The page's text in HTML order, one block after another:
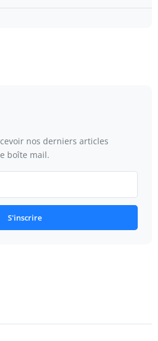
nos derniers articles
boîte mail.
S'inscrire